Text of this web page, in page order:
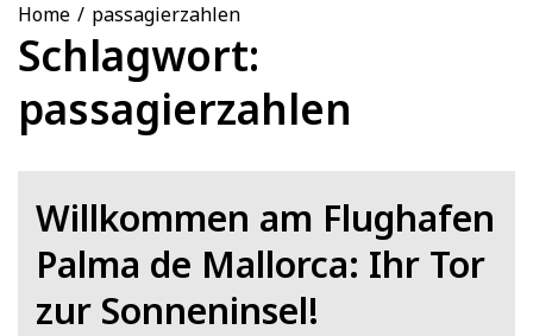
Home passagierzahlen
Schlagwort:
passagierzahlen
Willkommen am Flughafen
Palma de Mallorca: Ihr Tor
zur Sonneninsel!